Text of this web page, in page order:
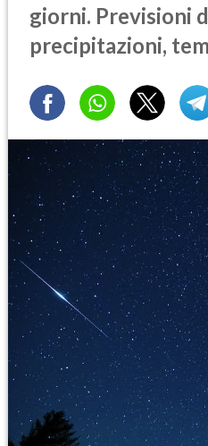
giorni. Previsioni
precipitazioni,